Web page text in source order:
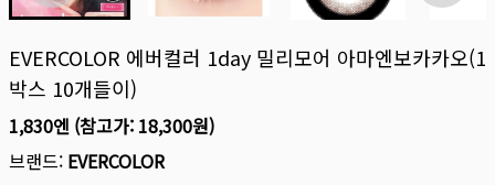
EVERCOLOR 에버컬러 1day 밀리모어 아마엔보카카오(1
박스 10개들이)
1,830엔 (참고가: 18,300원)
브랜드: EVERCOLOR